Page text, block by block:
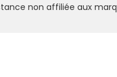
non affiliée aux